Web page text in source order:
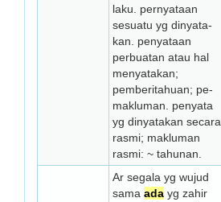
laku. pernyataan
sesuatu yg dinyata­
kan. penyataan
perbuatan atau hal
menyatakan;
pemberitahuan; pe­
mak­luman. penyata
yg dinyatakan secara
rasmi; makluman
rasmi: ~ tahunan.
Ar segala yg wujud
sama ada yg zahir